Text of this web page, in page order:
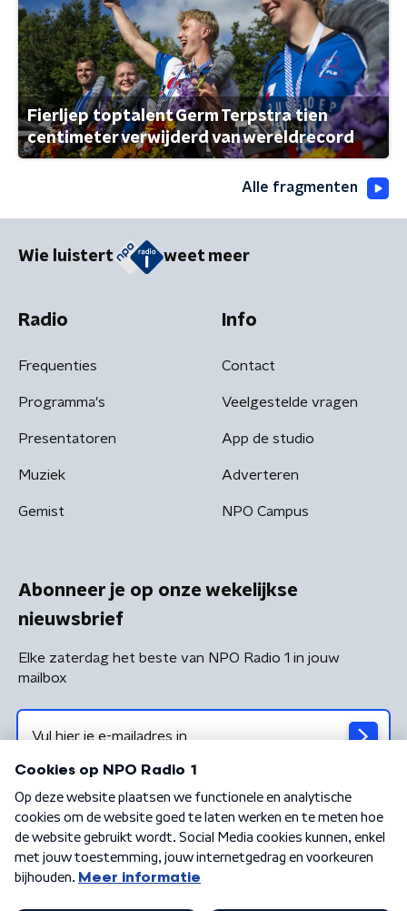
Fierljep toptalent Germ Terpstra tien
centimeter verwijderd van wereldrecord
Alle fragmenten
Wie luistert weet meer
Radio
Frequenties
Programma's
Presentatoren
Muziek
Gemist
Info
Contact
Veelgestelde vragen
App de studio
Adverteren
NPO Campus
Abonneer je op onze wekelijkse
nieuwsbrief
Elke zaterdag het beste van NPO Radio 1 in jouw
mailbox
Algemene voorwaarden